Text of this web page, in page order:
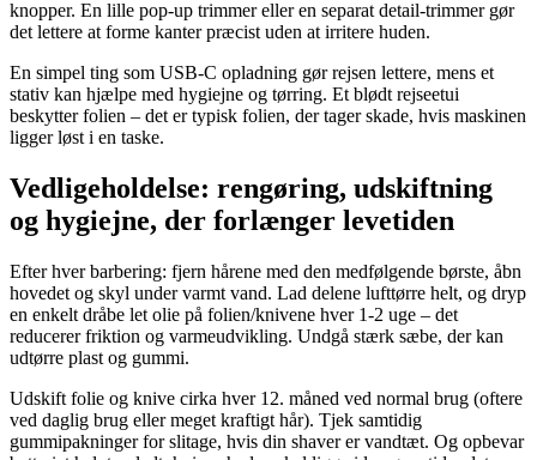
knopper. En lille pop-up trimmer eller en separat detail-trimmer gør
det lettere at forme kanter præcist uden at irritere huden.
En simpel ting som USB-C opladning gør rejsen lettere, mens et
stativ kan hjælpe med hygiejne og tørring. Et blødt rejseetui
beskytter folien – det er typisk folien, der tager skade, hvis maskinen
ligger løst i en taske.
Vedligeholdelse: rengøring, udskiftning
og hygiejne, der forlænger levetiden
Efter hver barbering: fjern hårene med den medfølgende børste, åbn
hovedet og skyl under varmt vand. Lad delene lufttørre helt, og dryp
en enkelt dråbe let olie på folien/knivene hver 1-2 uge – det
reducerer friktion og varmeudvikling. Undgå stærk sæbe, der kan
udtørre plast og gummi.
Udskift folie og knive cirka hver 12. måned ved normal brug (oftere
ved daglig brug eller meget kraftigt hår). Tjek samtidig
gummipakninger for slitage, hvis din shaver er vandtæt. Og opbevar